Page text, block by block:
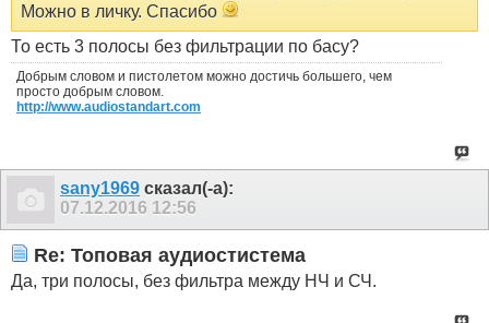
Можно в личку. Спасибо
То есть 3 полосы без фильтрации по басу?
Добрым словом и пистолетом можно достичь большего, чем
просто добрым словом.
http://www.audiostandart.com
sany1969 сказал(-а):
07.12.2016 12:56
Re: Топовая аудиостистема
Да, три полосы, без фильтра между НЧ и СЧ.